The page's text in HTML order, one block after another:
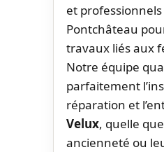
et professionnels
Pontchâteau
travaux liés aux
Notre équipe
parfaitement
réparation et
Velux, quelle
ancienneté ou